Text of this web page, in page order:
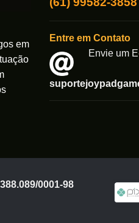
em
Entre em Contato
Envie um
0001-98